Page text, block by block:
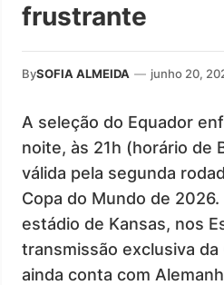
frustrante
BySOFIA ALMEIDA — junho 20,
A seleção do Equador
noite, às 21h (horário de
válida pela segunda
Copa do Mundo de
estádio de Kansas, nos
transmissão exclusiva da
ainda conta com